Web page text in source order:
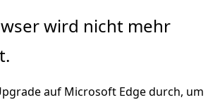
wird nicht mehr
auf Microsoft Edge durch, um